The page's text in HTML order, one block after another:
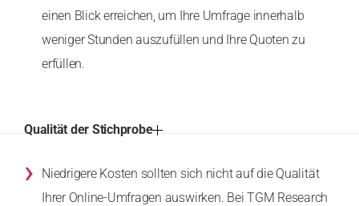
einen Blick erreichen, um Ihre Umfrage innerhalb
weniger Stunden auszufüllen und Ihre Quoten zu
erfüllen.
Qualität der Stichprobe
›
Niedrigere Kosten sollten sich nicht auf die Qualität
Ihrer Online-Umfragen auswirken. Bei TGM Research